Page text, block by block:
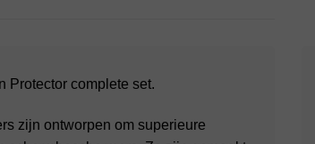
Protector complete set.
zijn ontworpen om superieure